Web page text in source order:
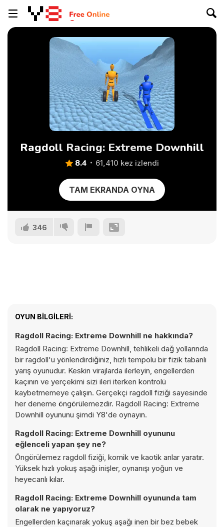
Ragdoll Racing: Extreme Downhill
8.4 61,410 kez izlendi
TAM EKRANDA OYNA
346
OYUN BILGILERI:
Ragdoll Racing: Extreme Downhill ne hakkında?
Ragdoll Racing: Extreme Downhill, tehlikeli dağ yollarında
bir ragdoll'u yönlendirdiğiniz, hızlı tempolu bir fizik tabanlı
yarış oyunudur. Keskin virajlarda ilerleyin, engellerden
kaçının ve yerçekimi sizi ileri iterken kontrolü
kaybetmemeye çalışın. Gerçekçi ragdoll fiziği sayesinde
her deneme öngörülemezdir. Ragdoll Racing: Extreme
Downhill oyununu şimdi Y8'de oynayın.
Ragdoll Racing: Extreme Downhill oyununu
eğlenceli yapan şey ne?
Öngörülemez ragdoll fiziği, komik ve kaotik anlar yaratır.
Yüksek hızlı yokuş aşağı inişler, oynanışı yoğun ve
heyecanlı kılar.
Ragdoll Racing: Extreme Downhill oyununda tam
olarak ne yapıyoruz?
Engellerden kaçınarak yokuş aşağı inen bir bez bebek